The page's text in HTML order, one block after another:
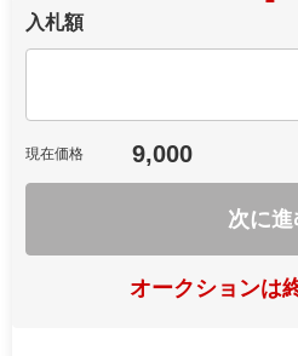
入札額
現在価格 9,000
次に進
オークションは